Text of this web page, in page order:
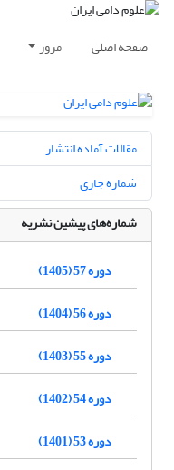
صفحه اصلی مرور
مقالات آماده انتشار
شماره جاری
شماره‌های پیشین نشریه
دوره 57 (1405)
دوره 56 (1404)
دوره 55 (1403)
دوره 54 (1402)
دوره 53 (1401)